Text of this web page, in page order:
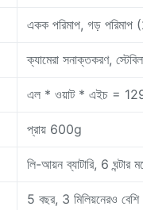
একক পরিমাপ, গড়
ক্যামেরা সনাক্তকরণ,
এল * ওয়াট * এইচ =
প্রায় 600g
লি-আয়ন ব্যাটারি, 6
5 বছর, 3 মিলিয়নেরও বেশি